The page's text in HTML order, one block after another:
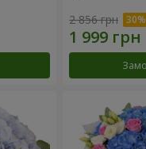
2 856 грн